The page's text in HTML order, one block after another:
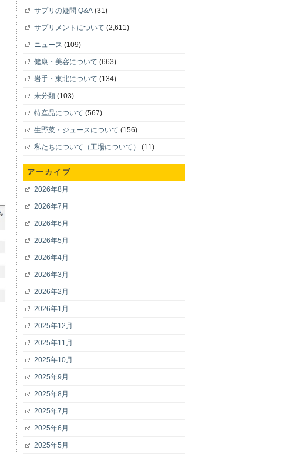
サプリの疑問 Q&A (31)
サプリメントについて (2,611)
ニュース (109)
健康・美容について (663)
岩手・東北について (134)
未分類 (103)
特産品について (567)
生野菜・ジュースについて (156)
私たちについて（工場について） (11)
アーカイブ
2026年8月
2026年7月
2026年6月
2026年5月
2026年4月
2026年3月
2026年2月
2026年1月
2025年12月
2025年11月
2025年10月
2025年9月
2025年8月
2025年7月
2025年6月
2025年5月